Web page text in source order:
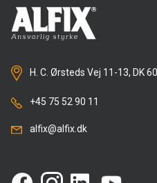
H. C. Ørsteds Vej 11-13, DK
+45 75 52 90 11
alfix@alfix.dk